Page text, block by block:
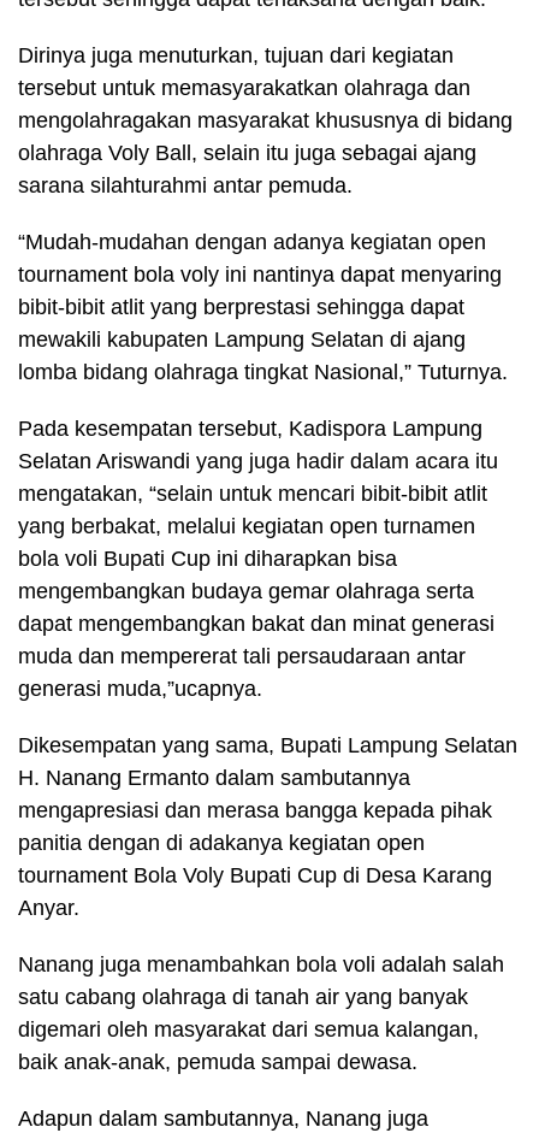
Dirinya juga menuturkan, tujuan dari kegiatan
tersebut untuk memasyarakatkan olahraga dan
mengolahragakan masyarakat khususnya di bidang
olahraga Voly Ball, selain itu juga sebagai ajang
sarana silahturahmi antar pemuda.
“Mudah-mudahan dengan adanya kegiatan open
tournament bola voly ini nantinya dapat menyaring
bibit-bibit atlit yang berprestasi sehingga dapat
mewakili kabupaten Lampung Selatan di ajang
lomba bidang olahraga tingkat Nasional,” Tuturnya.
Pada kesempatan tersebut, Kadispora Lampung
Selatan Ariswandi yang juga hadir dalam acara itu
mengatakan, “selain untuk mencari bibit-bibit atlit
yang berbakat, melalui kegiatan open turnamen
bola voli Bupati Cup ini diharapkan bisa
mengembangkan budaya gemar olahraga serta
dapat mengembangkan bakat dan minat generasi
muda dan mempererat tali persaudaraan antar
generasi muda,”ucapnya.
Dikesempatan yang sama, Bupati Lampung Selatan
H. Nanang Ermanto dalam sambutannya
mengapresiasi dan merasa bangga kepada pihak
panitia dengan di adakanya kegiatan open
tournament Bola Voly Bupati Cup di Desa Karang
Anyar.
Nanang juga menambahkan bola voli adalah salah
satu cabang olahraga di tanah air yang banyak
digemari oleh masyarakat dari semua kalangan,
baik anak-anak, pemuda sampai dewasa.
Adapun dalam sambutannya, Nanang juga